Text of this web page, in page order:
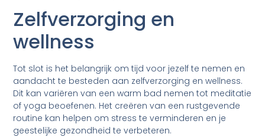
Zelfverzorging en
wellness
Tot slot is het belangrijk om tijd voor jezelf te nemen en
aandacht te besteden aan zelfverzorging en wellness.
Dit kan variëren van een warm bad nemen tot meditatie
of yoga beoefenen. Het creëren van een rustgevende
routine kan helpen om stress te verminderen en je
geestelijke gezondheid te verbeteren.